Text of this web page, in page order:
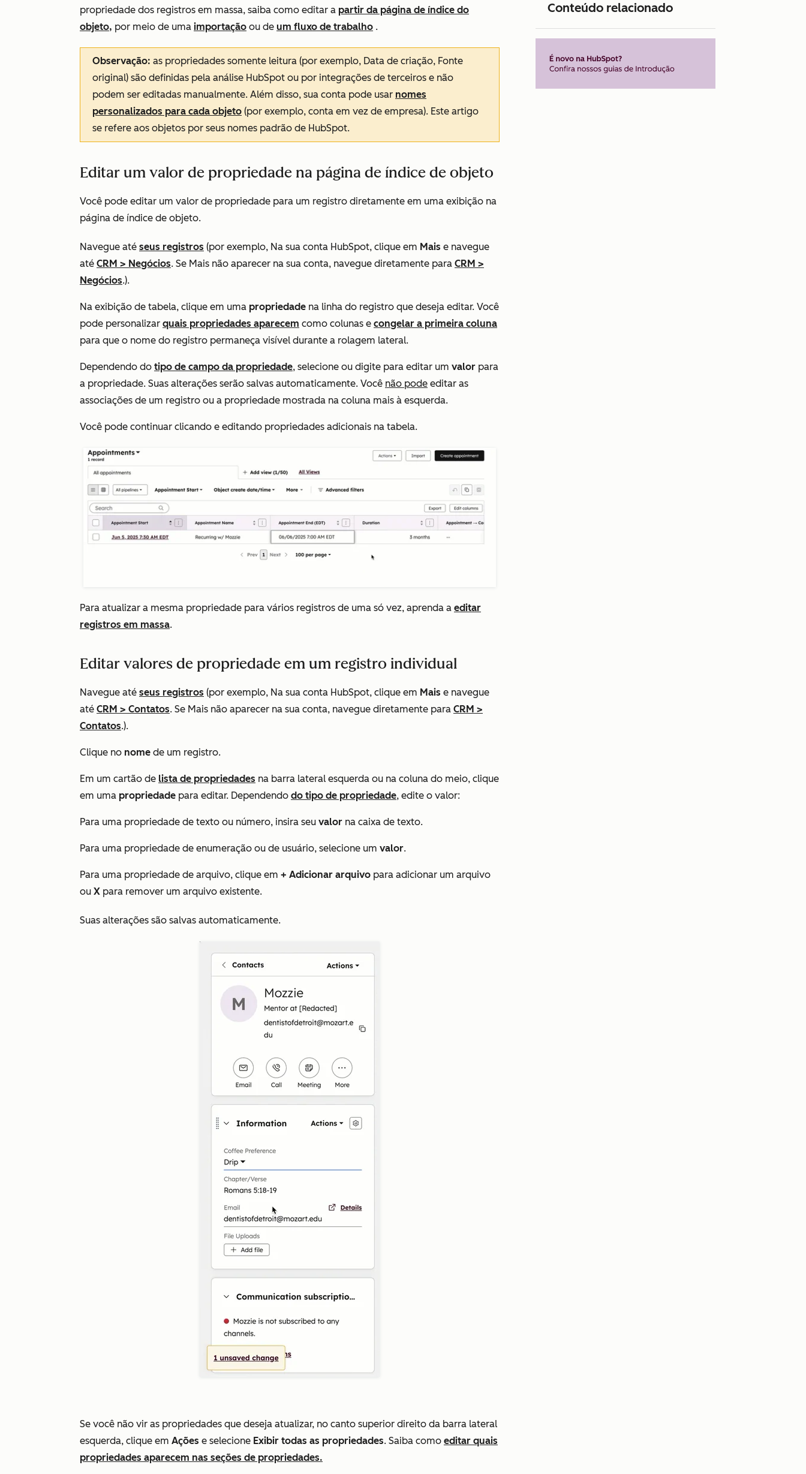
propriedade dos registros em massa, saiba como editar a partir da página de índice do
objeto, por meio de uma importação ou de um fluxo de trabalho .
Observação: as propriedades somente leitura (por exemplo, Data de criação, Fonte
original) são definidas pela análise HubSpot ou por integrações de terceiros e não
podem ser editadas manualmente. Além disso, sua conta pode usar nomes
personalizados para cada objeto (por exemplo, conta em vez de empresa). Este artigo
se refere aos objetos por seus nomes padrão de HubSpot.
Editar um valor de propriedade na página de índice de objeto
Você pode editar um valor de propriedade para um registro diretamente em uma exibição na
página de índice de objeto.
Navegue até seus registros (por exemplo, Na sua conta HubSpot, clique em Mais e navegue
até CRM > Negócios. Se Mais não aparecer na sua conta, navegue diretamente para CRM >
Negócios.).
Na exibição de tabela, clique em uma propriedade na linha do registro que deseja editar. Você
pode personalizar quais propriedades aparecem como colunas e congelar a primeira coluna
para que o nome do registro permaneça visível durante a rolagem lateral.
Dependendo do tipo de campo da propriedade, selecione ou digite para editar um valor para
a propriedade. Suas alterações serão salvas automaticamente. Você não pode editar as
associações de um registro ou a propriedade mostrada na coluna mais à esquerda.
Você pode continuar clicando e editando propriedades adicionais na tabela.
Para atualizar a mesma propriedade para vários registros de uma só vez, aprenda a editar
registros em massa.
Editar valores de propriedade em um registro individual
Navegue até seus registros (por exemplo, Na sua conta HubSpot, clique em Mais e navegue
até CRM > Contatos. Se Mais não aparecer na sua conta, navegue diretamente para CRM >
Contatos.).
Clique no nome de um registro.
Em um cartão de lista de propriedades na barra lateral esquerda ou na coluna do meio, clique
em uma propriedade para editar. Dependendo do tipo de propriedade, edite o valor:
Para uma propriedade de texto ou número, insira seu valor na caixa de texto.
Para uma propriedade de enumeração ou de usuário, selecione um valor.
Para uma propriedade de arquivo, clique em + Adicionar arquivo para adicionar um arquivo
ou X para remover um arquivo existente.
Suas alterações são salvas automaticamente.
Se você não vir as propriedades que deseja atualizar, no canto superior direito da barra lateral
esquerda, clique em Ações e selecione Exibir todas as propriedades. Saiba como editar quais
propriedades aparecem nas seções de propriedades.
Conteúdo relacionado